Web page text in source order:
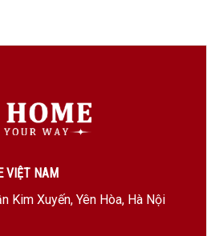
Valley
VIỆT NAM
Kim Xuyến, Yên Hòa, Hà Nội